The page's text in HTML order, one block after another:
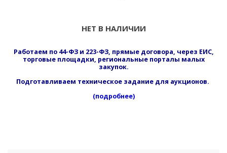
НЕТ В НАЛИЧИИ
Работаем по 44-ФЗ и 223-ФЗ, прямые договора, через ЕИС,
торговые площадки, региональные порталы малых
закупок.
Подготавливаем техническое задание для аукционов.
(подробнее)